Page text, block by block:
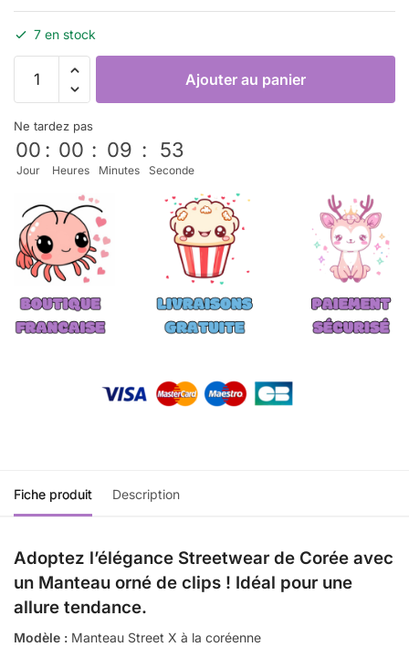
7 en stock
Ajouter au panier
Ne tardez pas
00
Jour
: 00
Heures
: 09
Minutes
: 52
Seconde
Fiche produit Description
Adoptez l’élégance Streetwear de Corée avec
un Manteau orné de clips ! Idéal pour une
allure tendance.
Modèle : Manteau Street X à la coréenne